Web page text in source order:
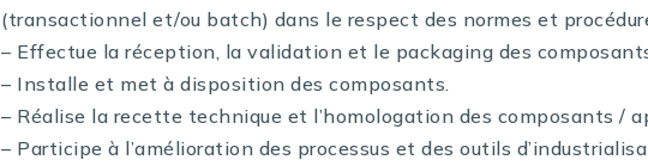
(transactionnel et/ou batch) dans le respect des normes et
– Effectue la réception, la validation et le packaging des
– Installe et met à disposition des composants.
– Réalise la recette technique et l’homologation des composants /
– Participe à l’amélioration des processus et des outils